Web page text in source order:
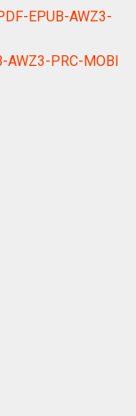
EPUB-AWZ3-
AWZ3-PRC-MOBI